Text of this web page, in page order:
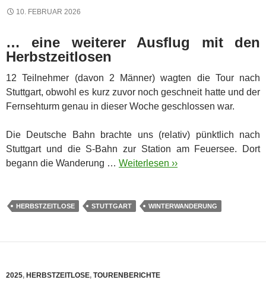
10. FEBRUAR 2026
… eine weiterer Ausflug mit den
Herbstzeitlosen
12 Teilnehmer (davon 2 Männer) wagten die Tour nach
Stuttgart, obwohl es kurz zuvor noch geschneit hatte und der
Fernsehturm genau in dieser Woche geschlossen war.
Die Deutsche Bahn brachte uns (relativ) pünktlich nach
Stuttgart und die S-Bahn zur Station am Feuersee. Dort
begann die Wanderung … Weiterlesen ››
HERBSTZEITLOSE STUTTGART WINTERWANDERUNG
2025, HERBSTZEITLOSE, TOURENBERICHTE